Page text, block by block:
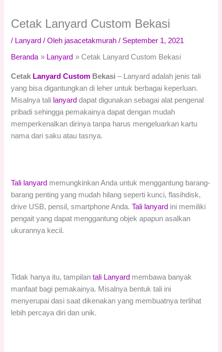
Cetak Lanyard Custom Bekasi
/ Lanyard / Oleh jasacetakmurah/ September 1, 2021
Beranda Lanyard Cetak Lanyard Custom Bekasi
Cetak Lanyard Custom Bekasi – Lanyard adalah jenis tali
yang bisa digantungkan di leher untuk berbagai keperluan.
Misalnya tali lanyard dapat digunakan sebagai alat pengenal
pribadi sehingga pemakainya dapat dengan mudah
memperkenalkan dirinya tanpa harus mengeluarkan kartu
nama dari saku atau tasnya.
Tali lanyard memungkinkan Anda untuk menggantung barang-
barang penting yang mudah hilang seperti kunci, flasihdisk,
drive USB, pensil, smartphone Anda.Tali lanyard ini memiliki
pengait yang dapat menggantung objek apapun asalkan
ukurannya kecil.
Tidak hanya itu, tampilantali Lanyard membawa banyak
manfaat bagi pemakainya. Misalnya bentuk tali ini
menyerupai dasi saat dikenakan yang membuatnya terlihat
lebih percaya diri dan unik.